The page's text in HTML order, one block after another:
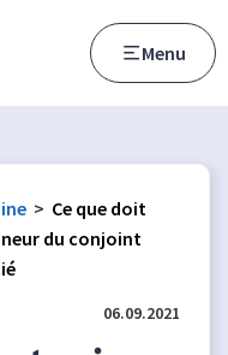
Menu
> Ce que doit
du conjoint
06.09.2021